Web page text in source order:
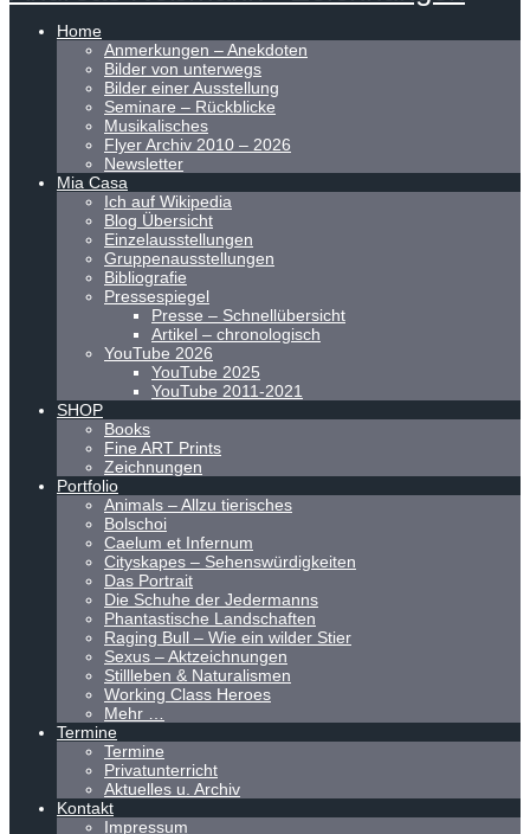
Home
Anmerkungen – Anekdoten
Bilder von unterwegs
Bilder einer Ausstellung
Seminare – Rückblicke
Musikalisches
Flyer Archiv 2010 – 2026
Newsletter
Mia Casa
Ich auf Wikipedia
Blog Übersicht
Einzelausstellungen
Gruppenausstellungen
Bibliografie
Pressespiegel
Presse – Schnellübersicht
Artikel – chronologisch
YouTube 2026
YouTube 2025
YouTube 2011-2021
SHOP
Books
Fine ART Prints
Zeichnungen
Portfolio
Animals – Allzu tierisches
Bolschoi
Caelum et Infernum
Cityskapes – Sehenswürdigkeiten
Das Portrait
Die Schuhe der Jedermanns
Phantastische Landschaften
Raging Bull – Wie ein wilder Stier
Sexus – Aktzeichnungen
Stillleben & Naturalismen
Working Class Heroes
Mehr …
Termine
Termine
Privatunterricht
Aktuelles u. Archiv
Kontakt
Impressum